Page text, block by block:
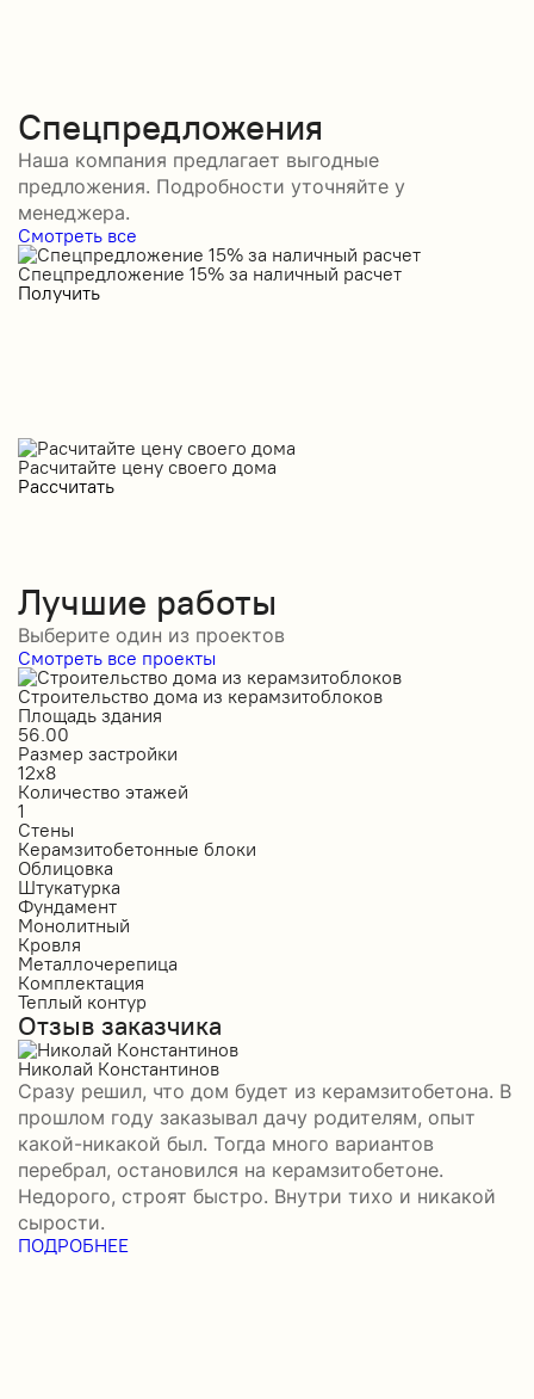
Спецпредложения
Наша компания предлагает выгодные
предложения. Подробности уточняйте у
менеджера.
Смотреть все
Спецпредложение 15% за наличный расчет
Получить
Расчитайте цену своего дома
Рассчитать
Лучшие работы
Выберите один из проектов
Смотреть все проекты
Строительство дома из керамзитоблоков
Площадь здания
56.00
Размер застройки
12х8
Количество этажей
1
Стены
Керамзитобетонные блоки
Облицовка
Штукатурка
Фундамент
Монолитный
Кровля
Металлочерепица
Комплектация
Теплый контур
Отзыв заказчика
Николай Константинов
Сразу решил, что дом будет из керамзитобетона. В
прошлом году заказывал дачу родителям, опыт
какой-никакой был. Тогда много вариантов
перебрал, остановился на керамзитобетоне.
Недорого, строят быстро. Внутри тихо и никакой
сырости.
ПОДРОБНЕЕ